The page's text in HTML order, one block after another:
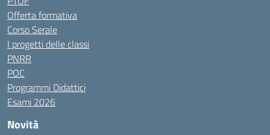
Offerta formativa
Corso Serale
I progetti delle classi
PNRR
POC
Programmi Didattici
Esami 2026
Novità